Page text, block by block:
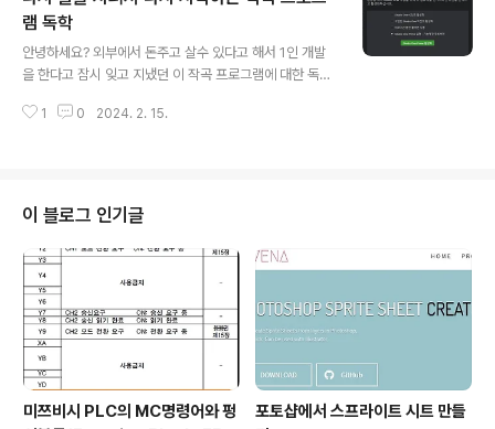
에 올릴 수는 없었습니다. 먼저 이 단소로운 리듬이 반복되
는 곳에다가 그랜드 피아노를 써서 한번 무언가를 만들어
주기 위한 준비를 하도록 합니다. 이렇게 리젼을 추가해 주
을 하나씩 추가해 보도록 했습니다. 이게 좀 무언가 소음같
램 독학
안녕하세요? 외부에서 돈주고 살수 있다고 해서 1인 개발
을 한다고 잠시 잊고 지냈던 이 작곡 프로그램에 대한 독학
at GPT로 음악을 간단하게 작곡할 수 있는 것을 보면서
곳 까지 계속해서 돌파해 보려고 합니다. 가장먼저 할일은
studio one이 6까지 버젼이 올라간 것을 확인할 수 있었
습니다. 일단 저는 풀버젼을 그냥 줘도 이걸 다 사용할 줄을
모르기 때문에 그냥 Prime이라고 해서 기능제한 무료버전
을 한번 인스톨 해서 사용할 수 있도록 해 보도록 합니다.
일단 다운로드 받..
1 0 2024. 2. 15.
이 블로그 인기글
미쯔비시 PLC의 MC명령어와 펑
포토샵에서 스프라이트 시트 만들